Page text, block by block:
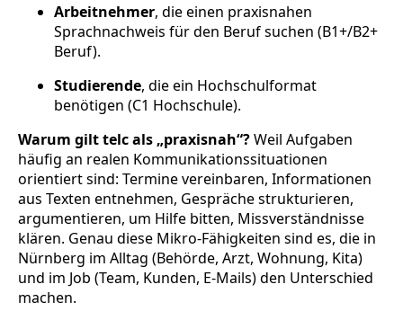
Arbeitnehmer, die einen praxisnahen
Sprachnachweis für den Beruf suchen (B1+/B2+
Beruf).
Studierende, die ein Hochschulformat
benötigen (C1 Hochschule).
Warum gilt telc als „praxisnah“?Weil Aufgaben
häufig an realen Kommunikationssituationen
orientiert sind: Termine vereinbaren, Informationen
aus Texten entnehmen, Gespräche strukturieren,
argumentieren, um Hilfe bitten, Missverständnisse
klären. Genau diese Mikro-Fähigkeiten sind es, die in
Nürnberg im Alltag (Behörde, Arzt, Wohnung, Kita)
und im Job (Team, Kunden, E-Mails) den Unterschied
machen.